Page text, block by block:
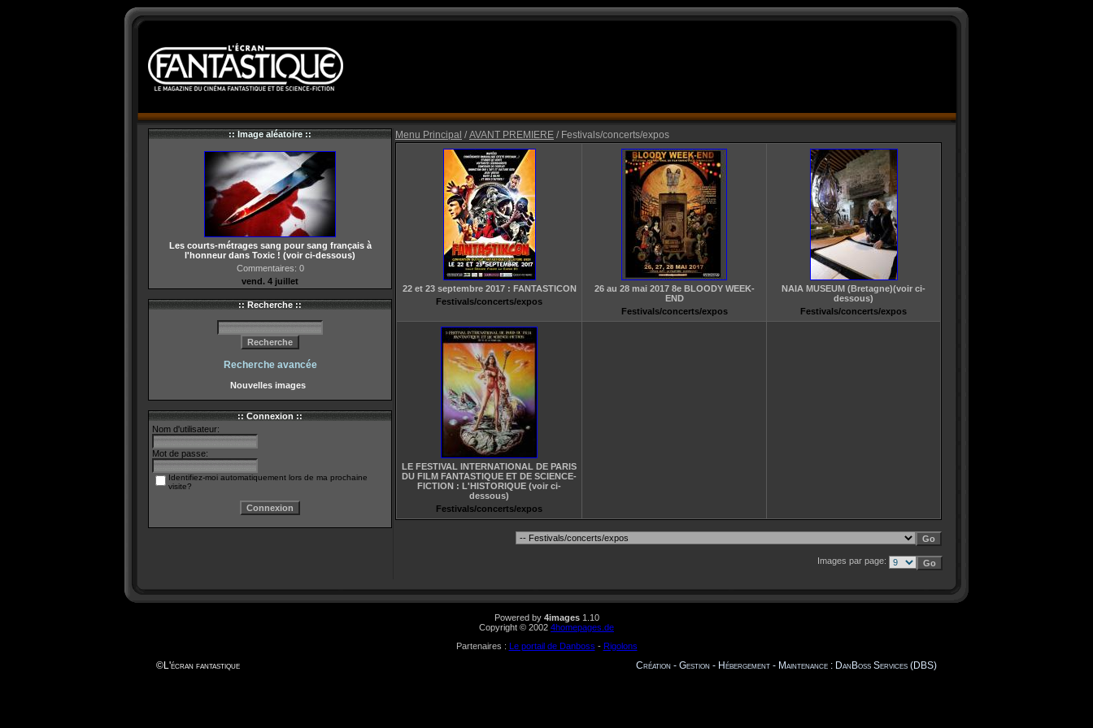
:: Image aléatoire ::
Les courts-métrages sang pour sang français à
l'honneur dans Toxic ! (voir ci-dessous)
Commentaires: 0
vend. 4 juillet
:: Recherche ::
Recherche avancée
Nouvelles images
:: Connexion ::
Nom d'utilisateur:
Mot de passe:
Identifiez-moi automatiquement lors de ma prochaine
visite?
Menu Principal / AVANT PREMIERE / Festivals/concerts/expos
22 et 23 septembre 2017 : FANTASTICON
Festivals/concerts/expos
26 au 28 mai 2017 8e BLOODY WEEK-
END
Festivals/concerts/expos
NAIA MUSEUM (Bretagne)(voir ci-
dessous)
Festivals/concerts/expos
LE FESTIVAL INTERNATIONAL DE PARIS
DU FILM FANTASTIQUE ET DE SCIENCE-
FICTION : L'HISTORIQUE (voir ci-
dessous)
Festivals/concerts/expos
Images par page:
Powered by 4images1.10
Copyright © 2002 4homepages.de
Partenaires : Le portail de Danboss - Rigolons
©L'écran fantastique Création - Gestion - Hébergement - Maintenance : DanBoss Services (DBS)